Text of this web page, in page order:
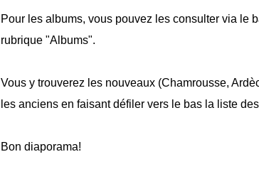
Pour les albums, vous pouvez les consulter via le
rubrique "Albums".
Vous y trouverez les nouveaux (Chamrousse,
les anciens en faisant défiler vers le bas la liste
Bon diaporama!